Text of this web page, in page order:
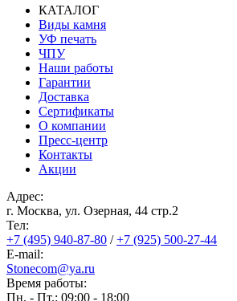
Основная
навигация
КАТАЛОГ
Виды камня
УФ печать
ЧПУ
Наши работы
Гарантии
Доставка
Сертификаты
О компании
Пресс-центр
Контакты
Акции
Адрес:
г. Москва, ул. Озерная, 44 cтр.2
Тел:
+7 (495) 940-87-80 /+7 (925) 500-27-44
E-mail:
Stonecom@ya.ru
Время работы:
Пн. - Пт.: 09:00 - 18:00